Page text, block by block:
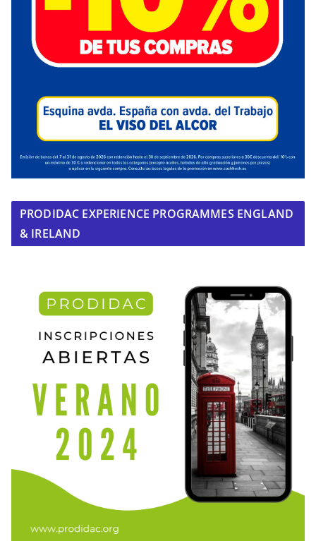
PRODIDAC EXPERIENCE PROGRAMMES ENGLAND
& IRELAND